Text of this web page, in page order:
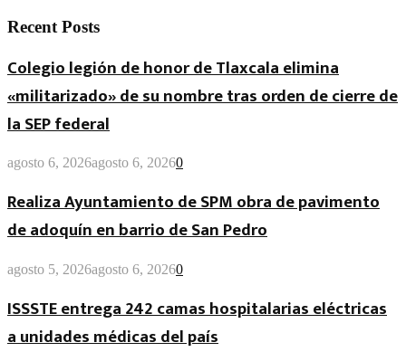
Recent Posts
Colegio legión de honor de Tlaxcala elimina
«militarizado» de su nombre tras orden de cierre de
la SEP federal
agosto 6, 2026agosto 6, 20260
Realiza Ayuntamiento de SPM obra de pavimento
de adoquín en barrio de San Pedro
agosto 5, 2026agosto 6, 20260
ISSSTE entrega 242 camas hospitalarias eléctricas
a unidades médicas del país